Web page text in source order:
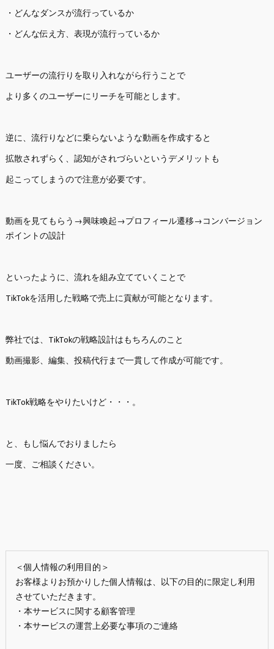
・どんなダンスが流行っているか
・どんな伝え方、表現が流行っているか
ユーザーの流行りを取り入れながら行うことで
より多くのユーザーにリーチを可能とします。
逆に、流行りなどに乗らないような動画を作成すると
拡散されずらく、認知がされづらいというデメリットも
起こってしまうので注意が必要です。
動画を見てもらう→興味喚起→プロフィール遷移→コンバージョン
ポイントの設計
といったように、流れを組み立てていくことで
TikTokを活用した戦略で売上に貢献が可能となります。
弊社では、TikTokの戦略設計はもちろんのこと
動画撮影、編集、投稿代行まで一貫して作成が可能です。
TikTok戦略をやりたいけど・・・。
と、もし悩んでおりましたら
一度、ご相談ください。
＜個人情報の利用目的＞
お客様よりお預かりした個人情報は、以下の目的に限定し利用
させていただきます。
・本サービスに関する顧客管理
・本サービスの運営上必要な事項のご連絡